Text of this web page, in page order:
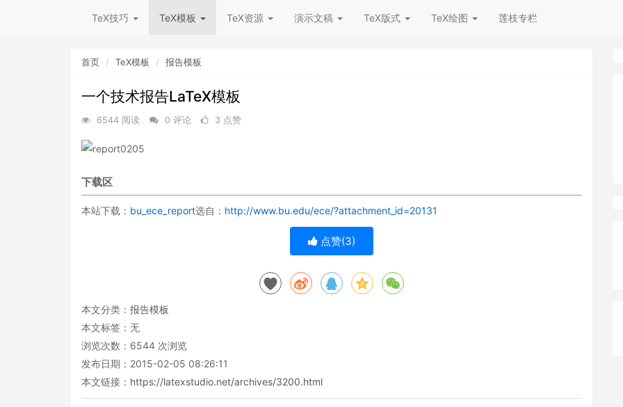
TeX技巧 TeX模板 TeX资源 演示文稿 TeX版式 TeX绘图 莲枝专栏
首页 TeX模板 报告模板
一个技术报告LaTeX模板
6544 阅读 0 评论 3 点赞
下载区
本站下载： bu_ece_report选自： http://www.bu.edu/ece/?attachment_id=20131
点赞(3)
本文分类： 报告模板
本文标签：无
浏览次数： 6544 次浏览
发布日期：2015-02-05 08:26:11
本文链接： https://latexstudio.net/archives/3200.html